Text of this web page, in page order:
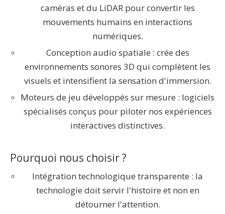
caméras et du LiDAR pour convertir les
mouvements humains en interactions
numériques.
Conception audio spatiale : crée des
environnements sonores 3D qui complètent les
visuels et intensifient la sensation d'immersion.
Moteurs de jeu développés sur mesure : logiciels
spécialisés conçus pour piloter nos expériences
interactives distinctives.
Pourquoi nous choisir ?
Intégration technologique transparente : la
technologie doit servir l'histoire et non en
détourner l'attention.